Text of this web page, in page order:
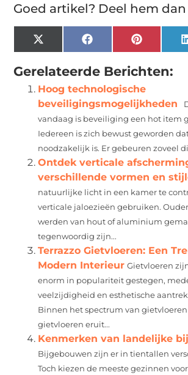
Goed artikel? Deel hem
X
(Twitter)
FacebookPinterest
Gerelateerde Berichten:
Hoog technologische
beveiligingsmogelijkheden
vandaag is beveiliging een hot item
Iedereen is zich bewust geworden
noodzakelijk is. Er gebeuren zoveel
Ontdek verticale
verschillende vormen en
natuurlijke licht in een kamer te
verticale jaloezieën gebruiken.
werden van hout of aluminium
tegenwoordig zijn...
Terrazzo Gietvloeren: Een
Modern Interieur Gietvloeren
enorm in populariteit gestegen,
veelzijdigheid en esthetische
Binnen het spectrum van
gietvloeren eruit...
Kenmerken van landelijke
Bijgebouwen zijn er in tientallen
Toch kiezen de meeste gezinnen